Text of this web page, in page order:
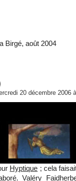
Birgé, août 2004
20 décembre 2006
Hyptique ; cela
Valéry